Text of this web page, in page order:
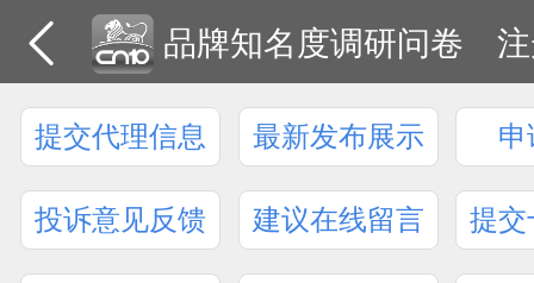
品牌知名度调研问卷
提交代理信息 最新发布展示 申
投诉意见反馈 建议在线留言 提交